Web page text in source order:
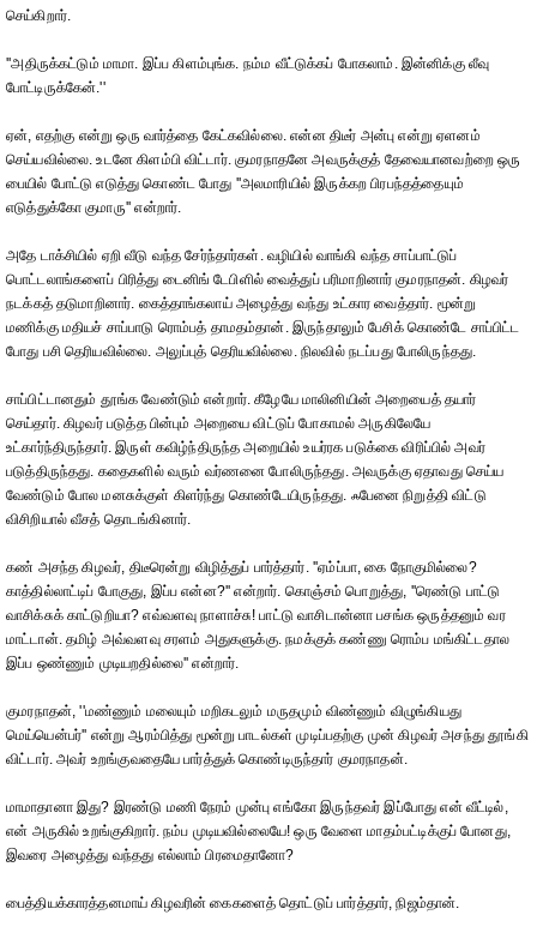
செய்கிறார்.
''அதிருக்கட்டும் மாமா. இப்ப கிளம்புங்க. நம்ம வீட்டுக்கப் போகலாம். இன்னிக்கு லீவு
போட்டிருக்கேன்.''
ஏன், எதற்கு என்று ஒரு வார்த்தை கேட்கவில்லை. என்ன திடீர் அன்பு என்று ஏளனம்
செய்யவில்லை. உடனே கிளம்பி விட்டார். குமரநாதனே அவருக்குத் தேவையானவற்றை ஒரு
பையில் போட்டு எடுத்து கொண்ட போது ''அலமாரியில் இருக்கற பிரபந்தத்தையும்
எடுத்துக்கோ குமாரு'' என்றார்.
அதே டாக்சியில் ஏறி வீடு வந்த சேர்ந்தார்கள். வழியில் வாங்கி வந்த சாப்பாட்டுப்
பொட்டலாங்களைப் பிரித்து டைனிங் டேபிளில் வைத்துப் பரிமாறினார் குமரநாதன். கிழவர்
நடக்கத் தடுமாறினார். கைத்தாங்கலாய் அழைத்து வந்து உட்கார வைத்தார். மூன்று
மணிக்கு மதியச் சாப்பாடு ரொம்பத் தாமதம்தான். இருந்தாலும் பேசிக் கொண்டே சாப்பிட்ட
போது பசி தெரியவில்லை. அலுப்புத் தெரியவில்லை. நிலவில் நடப்பது போலிருந்தது.
சாப்பிட்டானதும் தூங்க வேண்டும் என்றார். கீழேயே மாலினியின் அறையைத் தயார்
செய்தார். கிழவர் படுத்த பின்பும் அறையை விட்டுப் போகாமல் அருகிலேயே
உட்கார்ந்திருந்தார். இருள் கவிழ்ந்திருந்த அறையில் உயர்ரக படுக்கை விரிப்பில் அவர்
படுத்திருந்தது. கதைகளில் வரும் வர்ணனை போலிருந்தது. அவருக்கு ஏதாவது செய்ய
வேண்டும் போல மனசுக்குள் கிளர்ந்து கொண்டேயிருந்தது. ஃபேனை நிறுத்தி விட்டு
விசிறியால் வீசத் தொடங்கினார்.
கண் அசந்த கிழவர், திடீரென்று விழித்துப் பார்த்தார். ''ஏம்ப்பா, கை நோகுமில்லை?
காத்தில்லாட்டிப் போகுது, இப்ப என்ன?'' என்றார். கொஞ்சம் பொறுத்து, ''ரெண்டு பாட்டு
வாசிக்சுக் காட்டுறியா? எவ்வளவு நாளாச்சு! பாட்டு வாசிடான்னா பசங்க ஒருத்தனும் வர
மாட்டான். தமிழ் அவ்வளவு சரளம் அதுகளுக்கு. நமக்குக் கண்ணு ரொம்ப மங்கிட்டதால
இப்ப ஒண்ணும் முடியறதில்லை'' என்றார்.
குமரநாதன், ''மண்ணும் மலையும் மறிகடலும் மருதமும் விண்ணும் விழுங்கியது
மெய்யென்பர்'' என்று ஆரம்பித்து மூன்று பாடல்கள் முடிப்பதற்கு முன் கிழவர் அசந்து தூங்கி
விட்டார். அவர் உறங்குவதையே பார்த்துக் கொண்டிருந்தார் குமரநாதன்.
மாமாதானா இது? இரண்டு மணி நேரம் முன்பு எங்கோ இருந்தவர் இப்போது என் வீட்டில்,
என் அருகில் உறங்குகிறார். நம்ப முடியவில்லையே! ஒரு வேளை மாதம்பட்டிக்குப் போனது,
இவரை அழைத்து வந்தது எல்லாம் பிரமைதானோ?
பைத்தியக்காரத்தனமாய் கிழவரின் கைகளைத் தொட்டுப் பார்த்தார், நிஜம்தான்.